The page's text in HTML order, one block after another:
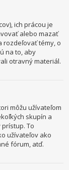
ich prácou je
alebo mazať
rozdeľovať témy, o
na to, aby
otravný materiál.
môžu užívateľom
skupín a
To
užívateľov ako
fórum, atď.